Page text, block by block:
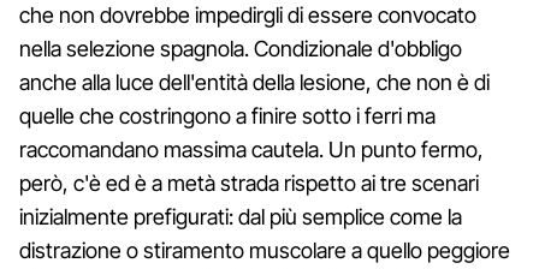
che non dovrebbe impedirgli di essere convocato
nella selezione spagnola. Condizionale d'obbligo
anche alla luce dell'entità della lesione, che non è di
quelle che costringono a finire sotto i ferri ma
raccomandano massima cautela. Un punto fermo,
però, c'è ed è a metà strada rispetto ai tre scenari
inizialmente prefigurati: dal più semplice come la
distrazione o stiramento muscolare a quello peggiore